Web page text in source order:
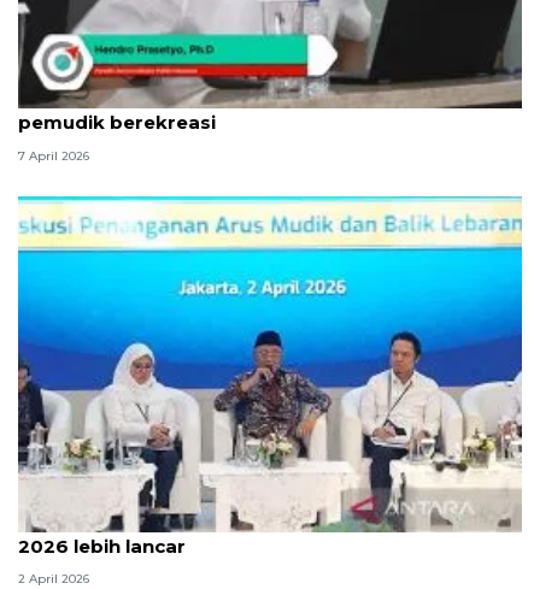
Indikator: Mudik dorong ekonomi daerah dengan
pemudik berekreasi
7 April 2026
Menteri PU sebut arus mudik dan balik Lebaran
2026 lebih lancar
2 April 2026